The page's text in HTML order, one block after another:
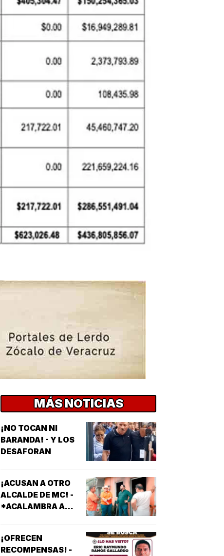
MÁS NOTICIAS
¡NO TOCAN NI
BARANDA! - Y LOS
DESAFORAN
¡ACUSAN A OTRO
ALCALDE DE MC! -
*ACALAMBRA A
¡OFRECEN
RECOMPENSAS! -